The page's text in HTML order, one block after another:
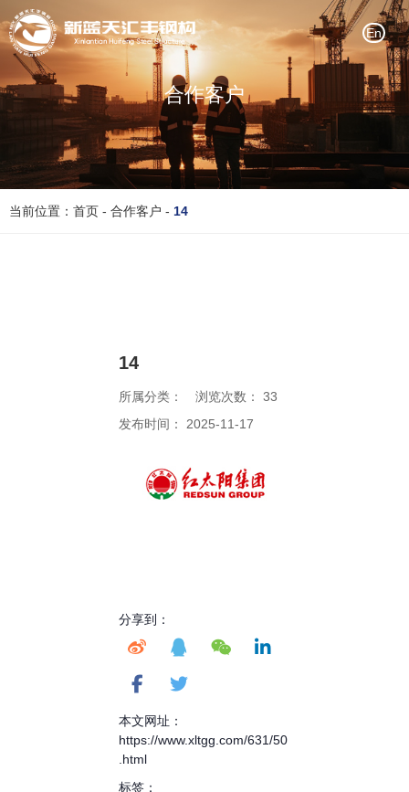
En
合作客户
当前位置：首页 - 合作客户 - 14
14
所属分类： 浏览次数： 33
发布时间： 2025-11-17
分享到：
本文网址：
https://www.xltgg.com/631/50
.html
标签：